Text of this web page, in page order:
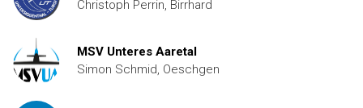
Christoph Perrin, Birrhard
MSV Unteres Aaretal
Simon Schmid, Oeschgen